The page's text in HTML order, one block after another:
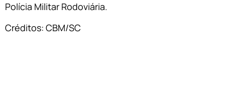
Polícia Militar Rodoviária.
Créditos: CBM/SC